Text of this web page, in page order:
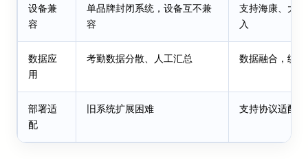
设备兼
容
单品牌封闭系统，设备互不兼
容
支持海康、大
入
数据应
用
考勤数据分散、人工汇总 数据融合，统
部署适
配
旧系统扩展困难 支持协议适配